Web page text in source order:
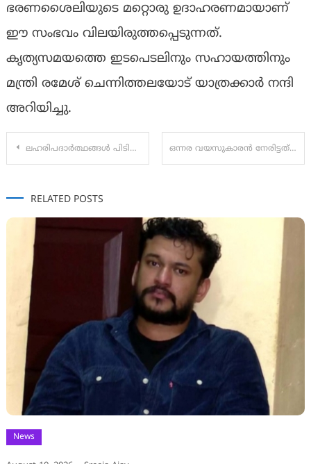
ഭരണശൈലിയുടെ മറ്റൊരു ഉദാഹരണമായാണ്
ഈ സംഭവം വിലയിരുത്തപ്പെടുന്നത്.
കൃത്യസമയത്തെ ഇടപെടലിനും സഹായത്തിനും
മന്ത്രി രമേശ് ചെന്നിത്തലയോട് യാത്രക്കാർ നന്ദി
അറിയിച്ചു.
Post
ലഹരിപദാർത്ഥങ്ങൾ പിടിച്ചെടുത്ത് നഗരസഭ ഒന്നര വയസുകാരൻ നേരിട്ടത് കൊടും ക്രൂരത: ശരീരത്തിൽ സിഗരറ്റ് കൊണ്ട് പലതവണ പൊള്ളിച്ചു, കുട്ടിയെ മർദിച്ചത് അമ്മയുടെ സാന്നിധ്യത്തിൽ
RELATED POSTS
News